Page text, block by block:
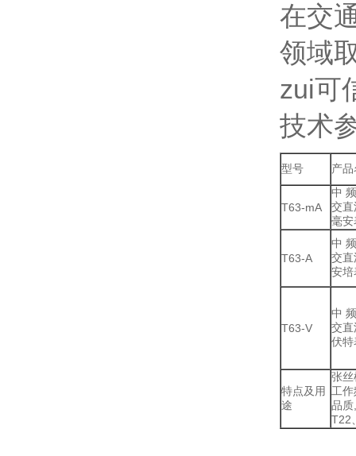
在交
领域
zui可
技术
型号 产
T63-mA
中 频
交直
毫安
T63-A
中 频
交直
安培
T63-V
中 频
交直
伏特
特点及用
途
张
工
品质
T22